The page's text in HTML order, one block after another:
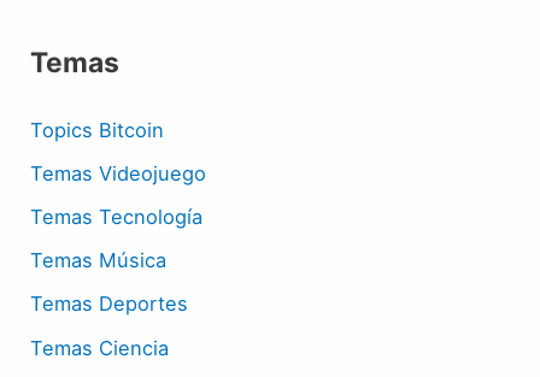
Temas
Topics Bitcoin
Temas Videojuego
Temas Tecnología
Temas Música
Temas Deportes
Temas Ciencia